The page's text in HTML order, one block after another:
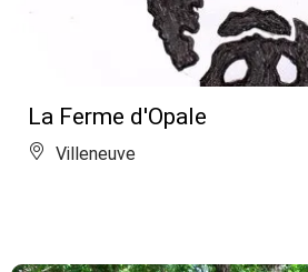
La Ferme d'Opale
Villeneuve